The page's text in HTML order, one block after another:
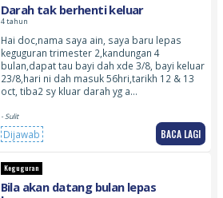
Darah tak berhenti keluar
4 tahun
Hai doc,nama saya ain, saya baru lepas
keguguran trimester 2,kandungan 4
bulan,dapat tau bayi dah xde 3/8, bayi keluar
23/8,hari ni dah masuk 56hri,tarikh 12 & 13
oct, tiba2 sy kluar darah yg a…
- Sulit
Dijawab BACA LAGI
Keguguran
Bila akan datang bulan lepas